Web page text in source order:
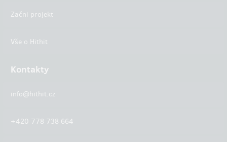
Začni projekt
Vše o Hithit
Kontakty
info@hithit.cz
+420 778 738 664